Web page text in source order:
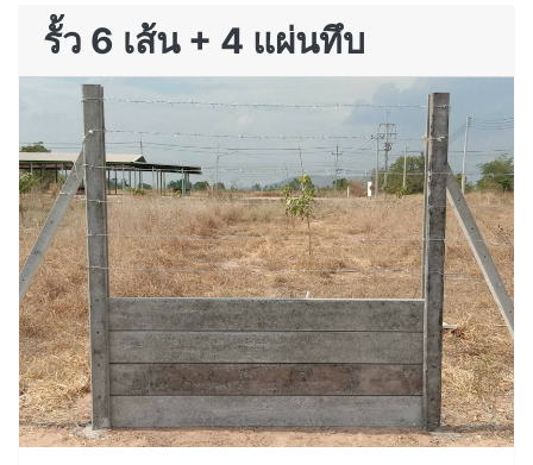
รั้ว 6 เส้น + 4 แผ่นทึบ